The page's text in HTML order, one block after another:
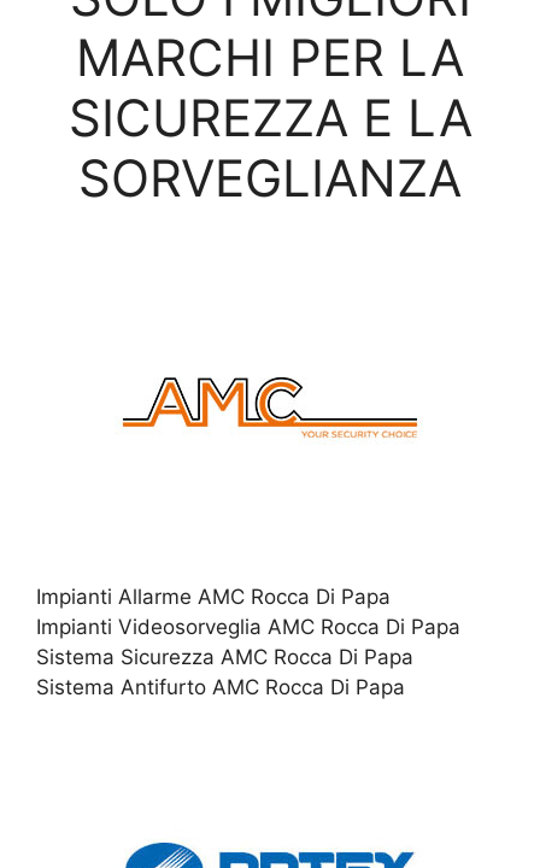
MARCHI PER LA
SICUREZZA E LA
SORVEGLIANZA
Impianti Allarme AMC Rocca Di Papa
Impianti Videosorveglia AMC Rocca Di Papa
Sistema Sicurezza AMC Rocca Di Papa
Sistema Antifurto AMC Rocca Di Papa